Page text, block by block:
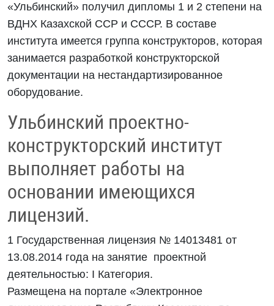
«Ульбинский» получил дипломы 1 и 2 степени на
ВДНХ Казахской ССР и СССР. В составе
института имеется группа конструкторов, которая
занимается разработкой конструкторской
документации на нестандартизированное
оборудование.
Ульбинский проектно-
конструкторский институт
выполняет работы на
основании имеющихся
лицензий.
1 Государственная лицензия № 14013481 от
13.08.2014 года на занятие проектной
деятельностью: I Категория.
Размещена на портале «Электронное